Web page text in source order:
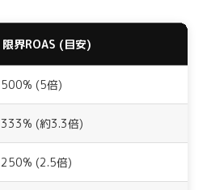
限界ROAS (目安)
500% (5倍)
333% (約3.3倍)
250% (2.5倍)